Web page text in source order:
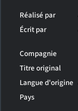
Réalisé par
Écrit par
Compagnie
Titre original
Langue d'origine
Pays